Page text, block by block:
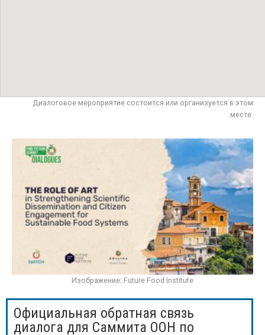
Диалоговое мероприятие состоится или организуется в этом
месте.
Официальная обратная связь
диалога для Саммита ООН по
Изображение: Future Food Institute